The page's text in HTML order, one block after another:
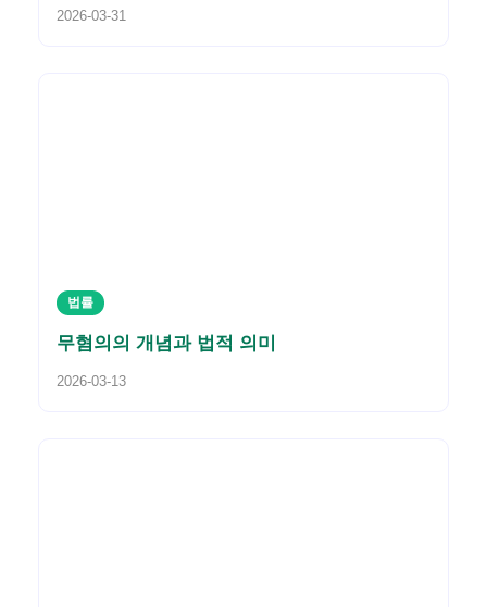
2026-03-31
법률
무혐의의 개념과 법적 의미
2026-03-13